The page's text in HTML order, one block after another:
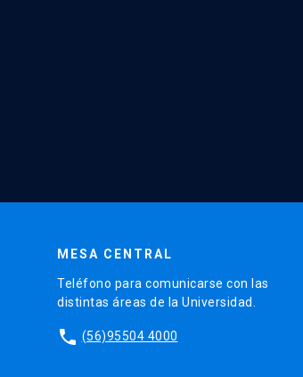
MESA CENTRAL
Teléfono para comunicarse con las
distintas áreas de la Universidad.
phone (56)95504 4000